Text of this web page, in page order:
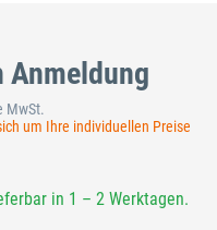
Anmeldung
MwSt.
um Ihre individuellen Preise
in 1 – 2 Werktagen.